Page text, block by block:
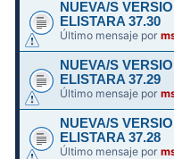
NUEVA/S
ELISTARA 37.30
Último mensaje por
NUEVA/S
ELISTARA 37.29
Último mensaje por
NUEVA/S
ELISTARA 37.28
Último mensaje por